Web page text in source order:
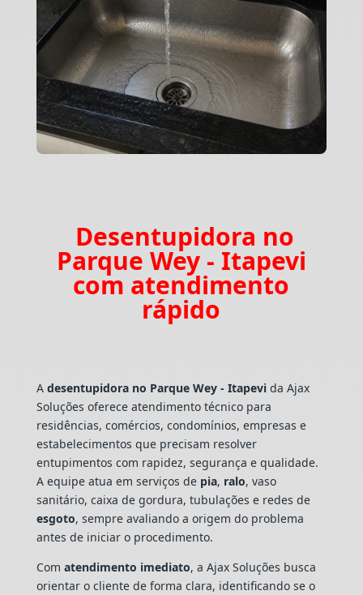
Desentupidora no
Parque Wey - Itapevi
com atendimento
rápido
A desentupidora no Parque Wey - Itapevida Ajax
Soluções oferece atendimento técnico para
residências, comércios, condomínios, empresas e
estabelecimentos que precisam resolver
entupimentos com rapidez, segurança e qualidade.
A equipe atua em serviços de pia, ralo, vaso
sanitário, caixa de gordura, tubulações e redes de
esgoto, sempre avaliando a origem do problema
antes de iniciar o procedimento.
Com atendimento imediato, a Ajax Soluções busca
orientar o cliente de forma clara, identificando se o